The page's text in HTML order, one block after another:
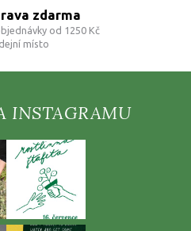
p
i
s
zdarma
od 1250 Kč
místo